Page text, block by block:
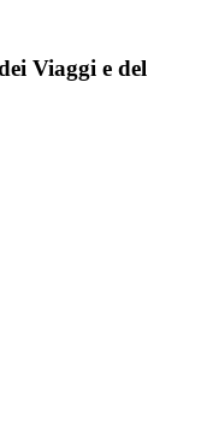
Viaggi e del